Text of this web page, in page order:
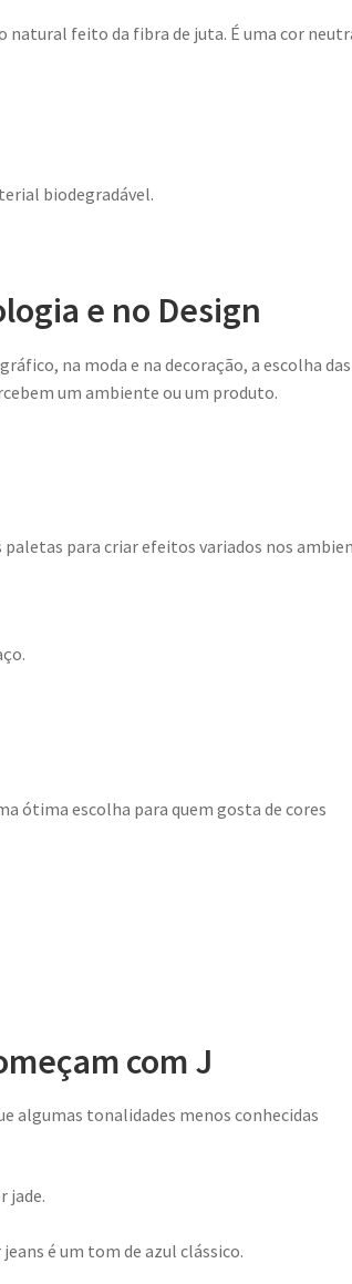
natural feito da fibra de juta. É uma cor
biodegradável.
e no Design
na moda e na decoração, a escolha das
um ambiente ou um produto.
para criar efeitos variados nos
ótima escolha para quem gosta de cores
com J
algumas tonalidades menos conhecidas
jade.
é um tom de azul clássico.